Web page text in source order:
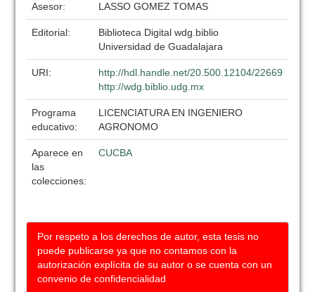
Asesor: LASSO GOMEZ TOMAS
Editorial:
Biblioteca Digital wdg.biblio
Universidad de Guadalajara
URI:
http://hdl.handle.net/20.500.12104/22669
http://wdg.biblio.udg.mx
Programa
educativo:
LICENCIATURA EN INGENIERO
AGRONOMO
Aparece en
las
colecciones:
CUCBA
Por respeto a los derechos de autor, esta tesis no
puede publicarse ya que no contamos con la
autorización explícita de su autor o se cuenta con un
convenio de confidencialidad